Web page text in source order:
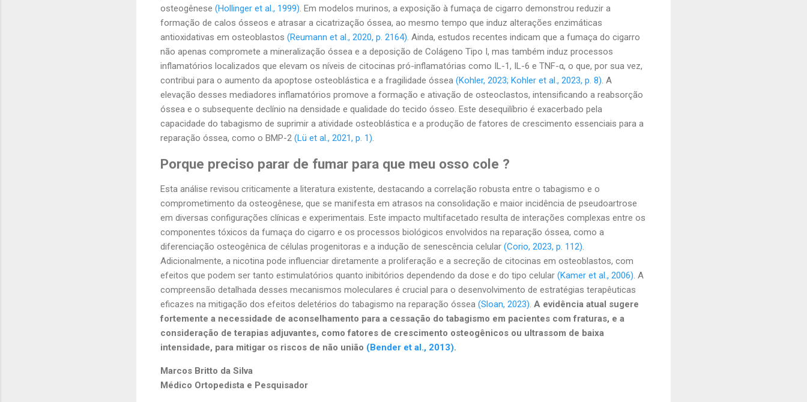
osteogênese (Hollinger et al., 1999). Em modelos murinos, a exposição à fumaça de cigarro demonstrou reduzir a
formação de calos ósseos e atrasar a cicatrização óssea, ao mesmo tempo que induz alterações enzimáticas
antioxidativas em osteoblastos (Reumann et al., 2020, p. 2164). Ainda, estudos recentes indicam que a fumaça do cigarro
não apenas compromete a mineralização óssea e a deposição de Colágeno Tipo I, mas também induz processos
inflamatórios localizados que elevam os níveis de citocinas pró-inflamatórias como IL-1, IL-6 e TNF-α, o que, por sua vez,
contribui para o aumento da apoptose osteoblástica e a fragilidade óssea (Kohler, 2023; Kohler et al., 2023, p. 8). A
elevação desses mediadores inflamatórios promove a formação e ativação de osteoclastos, intensificando a reabsorção
óssea e o subsequente declínio na densidade e qualidade do tecido ósseo. Este desequilíbrio é exacerbado pela
capacidade do tabagismo de suprimir a atividade osteoblástica e a produção de fatores de crescimento essenciais para a
reparação óssea, como o BMP-2 (Lü et al., 2021, p. 1).
Porque preciso parar de fumar para que meu osso cole ?
Esta análise revisou criticamente a literatura existente, destacando a correlação robusta entre o tabagismo e o
comprometimento da osteogênese, que se manifesta em atrasos na consolidação e maior incidência de pseudoartrose
em diversas configurações clínicas e experimentais. Este impacto multifacetado resulta de interações complexas entre os
componentes tóxicos da fumaça do cigarro e os processos biológicos envolvidos na reparação óssea, como a
diferenciação osteogênica de células progenitoras e a indução de senescência celular (Corio, 2023, p. 112).
Adicionalmente, a nicotina pode influenciar diretamente a proliferação e a secreção de citocinas em osteoblastos, com
efeitos que podem ser tanto estimulatórios quanto inibitórios dependendo da dose e do tipo celular (Kamer et al., 2006). A
compreensão detalhada desses mecanismos moleculares é crucial para o desenvolvimento de estratégias terapêuticas
eficazes na mitigação dos efeitos deletérios do tabagismo na reparação óssea (Sloan, 2023). A evidência atual sugere
fortemente a necessidade de aconselhamento para a cessação do tabagismo em pacientes com fraturas, e a
consideração de terapias adjuvantes, como fatores de crescimento osteogênicos ou ultrassom de baixa
intensidade, para mitigar os riscos de não união (Bender et al., 2013).
Marcos Britto da Silva
Médico Ortopedista e Pesquisador